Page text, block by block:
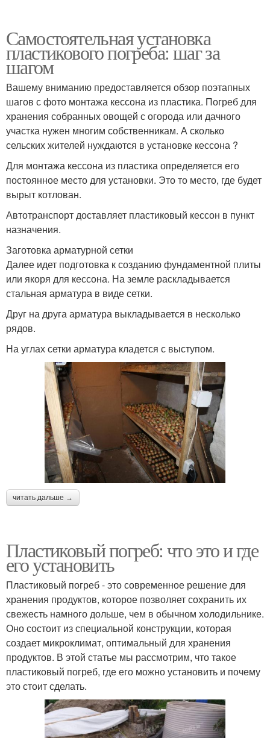
Самостоятельная установка
пластикового погреба: шаг за
шагом
Вашему вниманию предоставляется обзор поэтапных
шагов с фото монтажа кессона из пластика. Погреб для
хранения собранных овощей с огорода или дачного
участка нужен многим собственникам. А сколько
сельских жителей нуждаются в установке кессона ?
Для монтажа кессона из пластика определяется его
постоянное место для установки. Это то место, где будет
вырыт котлован.
Автотранспорт доставляет пластиковый кессон в пункт
назначения.
Заготовка арматурной сетки
Далее идет подготовка к созданию фундаментной плиты
или якоря для кессона. На земле раскладывается
стальная арматура в виде сетки.
Друг на друга арматура выкладывается в несколько
рядов.
На углах сетки арматура кладется с выступом.
читать дальше →
Пластиковый погреб: что это и где
его установить
Пластиковый погреб - это современное решение для
хранения продуктов, которое позволяет сохранить их
свежесть намного дольше, чем в обычном холодильнике.
Оно состоит из специальной конструкции, которая
создает микроклимат, оптимальный для хранения
продуктов. В этой статье мы рассмотрим, что такое
пластиковый погреб, где его можно установить и почему
это стоит сделать.